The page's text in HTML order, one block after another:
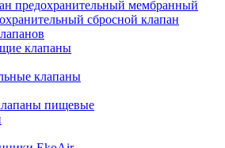
предохранительный мембранный
сбросной клапан
клапаны
клапаны
пищевые